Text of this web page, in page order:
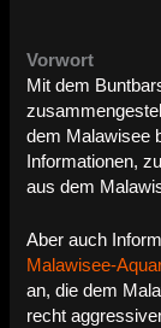
Vorwort
Mit dem
dem Malawisee
Informationen,
aus dem
Aber auch
Malawisee-
an, die dem
recht